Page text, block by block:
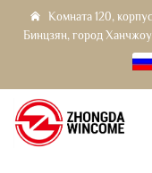
Комната 120,
Бинцзян, город Ханчжоу